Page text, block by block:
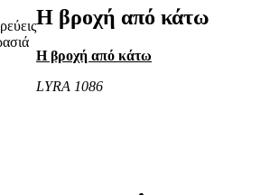
Η βροχή από κάτω
Η βροχή από κάτω
LYRA 1086